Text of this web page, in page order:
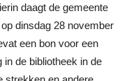
daagt de gemeente
dinsdag 28 november
een bon voor een
in de bibliotheek in de